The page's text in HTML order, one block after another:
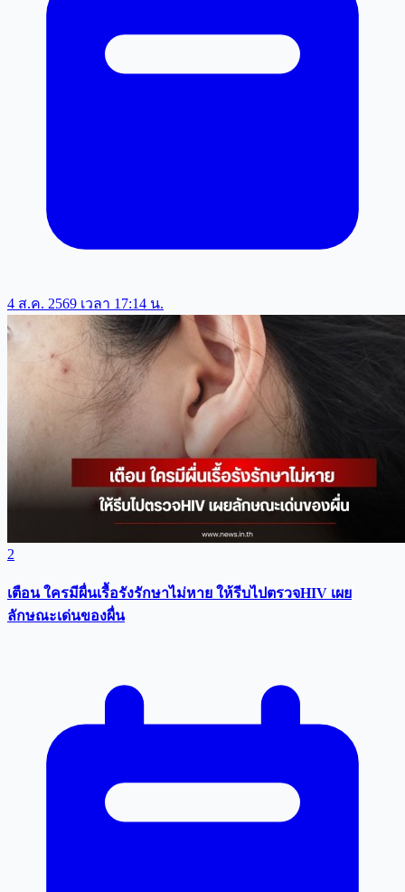
4 ส.ค. 2569 เวลา 17:14 น.
2
เตือน ใครมีผื่นเรื้อรังรักษาไม่หาย ให้รีบไปตรวจHIV เผย
ลักษณะเด่นของผื่น